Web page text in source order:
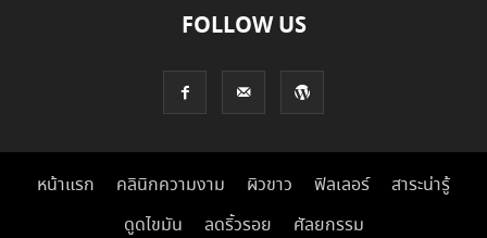
FOLLOW US
หน้าแรก คลินิกความงาม ผิวขาว ฟิลเลอร์
สาระน่ารู้
ดูดไขมัน
ลดริ้วรอย ศัลยกรรม